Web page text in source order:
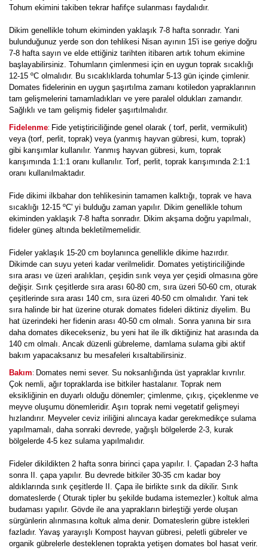
Tohum ekimini takiben tekrar hafifçe sulanması faydalıdır.
Dikim genellikle tohum ekiminden yaklaşık 7-8 hafta sonradır. Yani
bulunduğunuz yerde son don tehlikesi Nisan ayının 15'i ise geriye doğru
7-8 hafta sayın ve elde ettiğiniz tarihten itibaren artık tohum ekimine
başlayabilirsiniz. Tohumların çimlenmesi için en uygun toprak sıcaklığı
12-15 ºC olmalıdır. Bu sıcaklıklarda tohumlar 5-13 gün içinde çimlenir.
Domates fidelerinin en uygun şaşırtılma zamanı kotiledon yapraklarının
tam gelişmelerini tamamladıkları ve yere paralel oldukları zamandır.
Sağlıklı ve tam gelişmiş fideler şaşırtılmalıdır.
Fidelenme: Fide yetiştiriciliğinde genel olarak ( torf, perlit, vermikulit)
veya (torf, perlit, toprak) veya (yanmış hayvan gübresi, kum, toprak)
gibi karışımlar kullanılır. Yanmış hayvan gübresi, kum, toprak
karışımında 1:1:1 oranı kullanılır. Torf, perlit, toprak karışımında 2:1:1
oranı kullanılmaktadır.
Fide dikimi ilkbahar don tehlikesinin tamamen kalktığı, toprak ve hava
sıcaklığı 12-15 ºC' yi bulduğu zaman yapılır. Dikim genellikle tohum
ekiminden yaklaşık 7-8 hafta sonradır. Dikim akşama doğru yapılmalı,
fideler güneş altında bekletilmemelidir.
Fideler yaklaşık 15-20 cm boylanınca genellikle dikime hazırdır.
Dikimde can suyu yeteri kadar verilmelidir. Domates yetiştiriciliğinde
sıra arası ve üzeri aralıkları, çeşidin sırık veya yer çeşidi olmasına göre
değişir. Sırık çeşitlerde sıra arası 60-80 cm, sıra üzeri 50-60 cm, oturak
çeşitlerinde sıra arası 140 cm, sıra üzeri 40-50 cm olmalıdır. Yani tek
sıra halinde bir hat üzerine oturak domates fideleri diktiniz diyelim. Bu
hat üzerindeki her fidenin arası 40-50 cm olmalı. Sonra yanına bir sıra
daha domates dikecekseniz, bu yeni hat ile ilk diktiğiniz hat arasında da
140 cm olmalı. Ancak düzenli gübreleme, damlama sulama gibi aktif
bakım yapacaksanız bu mesafeleri kısaltabilirsiniz.
Bakım: Domates nemi sever. Su noksanlığında üst yapraklar kıvrılır.
Çok nemli, ağır topraklarda ise bitkiler hastalanır. Toprak nem
eksikliğinin en duyarlı olduğu dönemler; çimlenme, çıkış, çiçeklenme ve
meyve oluşumu dönemleridir. Aşırı toprak nemi vegetatif gelişmeyi
hızlandırır. Meyveler ceviz iriliğini alıncaya kadar gerekmedikçe sulama
yapılmamalı, daha sonraki devrede, yağışlı bölgelerde 2-3, kurak
bölgelerde 4-5 kez sulama yapılmalıdır.
Fideler dikildikten 2 hafta sonra birinci çapa yapılır. I. Çapadan 2-3 hafta
sonra II. çapa yapılır. Bu devrede bitkiler 30-35 cm kadar boy
aldıklarında sırık çeşitlerde II. Çapa ile birlikte sırık da dikilir. Sırık
domateslerde ( Oturak tipler bu şekilde budama istemezler.) koltuk alma
budaması yapılır. Gövde ile ana yaprakların birleştiği yerde oluşan
sürgünlerin alınmasına koltuk alma denir. Domateslerin gübre istekleri
fazladır. Yavaş yarayışlı Kompost hayvan gübresi, peletli gübreler ve
organik gübrelerle desteklenen toprakta yetişen domates bol hasat verir.